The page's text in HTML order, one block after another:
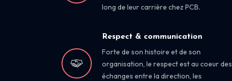
long de leur carrière chez PCB.
Respect & communication
Forte de son histoire et de son
organisation, le respect est au coeur des
échanges entre la direction, les